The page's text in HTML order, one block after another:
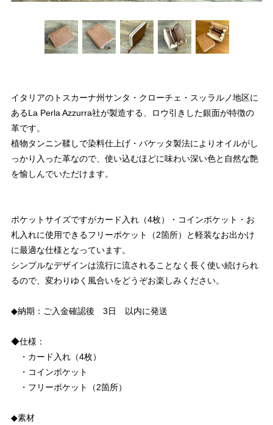
イタリアのトスカーナ州サンタ・クローチェ・スッラルノ地区に
あるLa Perla Azzurra社が製造する、ロウ引きした銀面が特徴の
革です。
植物タンニン鞣しで染料仕上げ・バケッタ製法によりオイルがし
っかり入った革なので、使い込むほどに味わい深い色と自然な艶
を愉しんでいただけます。
ポケットサイズですがカード入れ（4枚）・コインポケット・お
札入れに使用できるフリーポケット（2箇所）と軽装なお出かけ
に最適な仕様となっています。
シンプルなデザインは流行に流されることなく長く使い続けられ
るので、変わりゆく風合いをどうぞお楽しみください。
◆納期：ご入金確認後 3日 以内に発送
◆仕様：
・カード入れ（4枚）
・コインポケット
・フリーポケット（2箇所）
◆素材